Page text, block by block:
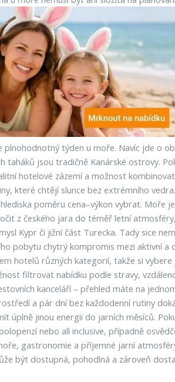
týden u moře. Navíc jde o
jsou tradičně Kanárské ostrovy.
hotelové zázemí a možnost
které chtějí slunce bez extrémního
poměru cena–výkon vybrat. Moře
z českého jara do téměř letní
Kypr či jižní část Turecka. Tady sice
pobytu chytrý kompromis mezi aktivní a
hotelů různých kategorií, takže si
filtrovat nabídku podle stravy,
kanceláří – přehled máte na
a pár dní bez každodenní rutiny
úplně jinou energii do jarních měsíců.
nebo all inclusive, případně
gastronomie a příjemné jarní
být dostupná, pohodlná a zároveň